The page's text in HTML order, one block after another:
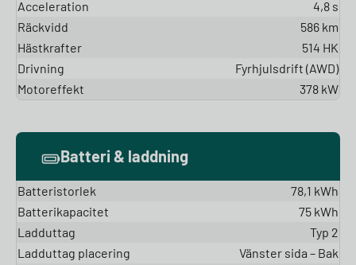
Acceleration
4,8 s
Räckvidd
586 km
Hästkrafter
514 HK
Drivning
Fyrhjulsdrift (AWD)
Motoreffekt
378 kW
Batteri & laddning
Batteristorlek
78,1 kWh
Batterikapacitet
75 kWh
Ladduttag
Typ 2
Ladduttag placering
Vänster sida – Bak